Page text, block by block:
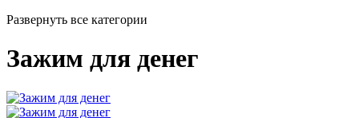
Развернуть все категории
Зажим для денег